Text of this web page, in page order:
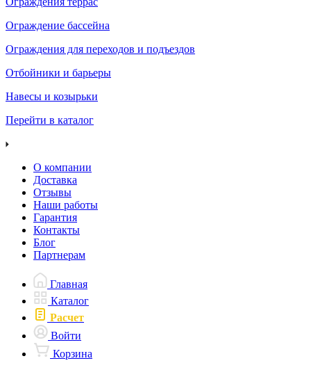
Ограждение бассейна
Ограждения для переходов и подъездов
Отбойники и барьеры
Навесы и козырьки
Перейти в каталог
О компании
Доставка
Отзывы
Наши работы
Гарантия
Контакты
Блог
Партнерам
Главная
Каталог
Расчет
Войти
Корзина